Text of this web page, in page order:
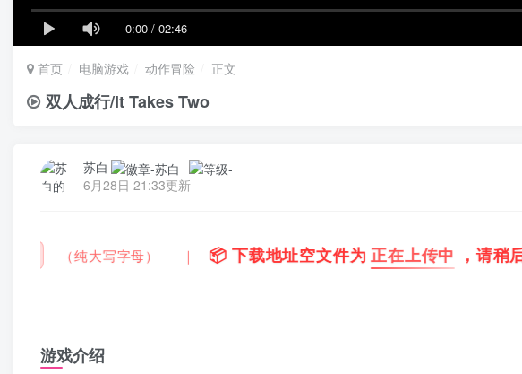
0:00 / 02:46
首页 电脑游戏 动作冒险 正文
双人成行/It Takes Two
苏白
6月28日 21:33更新
上传中 ，请稍后再查看 ~ ｜ 💡建议收藏本站，方便获取最新资源
游戏介绍